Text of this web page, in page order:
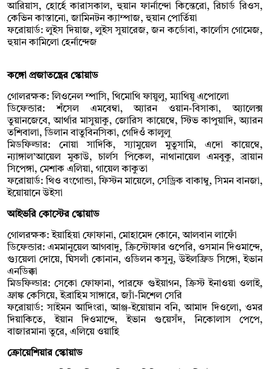
আরিয়াস, হোর্হে কারাসকাল, হুয়ান ফার্নান্দো কিন্তেরো, রিচার্ড রিওস,
কেভিন কাস্তানো, জামিনটন ক্যাম্পাজ, হুয়ান পোর্তিয়া
ফরোয়ার্ড: লুইস দিয়াজ, লুইস সুয়ারেজ, জন কর্ডোবা, কার্লোস গোমেজ,
হুয়ান কামিলো হের্নান্দেজ
কঙ্গো প্রজাতন্ত্রের স্কোয়াড
গোলরক্ষক: লিওনেল ম্পাসি, থিমোথি ফায়ুলু, ম্যাথিয়ু এপোলো
ডিফেন্ডার: শঁসেল এমবেম্বা, অ্যারন ওয়ান-বিসাকা, অ্যালেক্স
তুয়ানজেবে, আর্থার মাসুয়াকু, জোরিস কায়েম্বে, স্টিভ কাপুয়াদি, অ্যারন
তশিবালা, ডিলান বাতুবিনসিকা, গেদিওঁ কালুলু
মিডফিল্ডার: নোয়া সাদিকি, স্যামুয়েল মুতুসামি, এদো কায়েম্বে,
ন্যাঙ্গাল’আয়েল মুকাউ, চার্লস পিকেল, নাথানায়েল এমবুকু, ব্রায়ান
সিপেঙ্গা, মেশাক এলিয়া, গায়েল কাকুতা
ফরোয়ার্ড: থিও বংগোন্ডা, ফিস্টন মায়েলে, সেড্রিক বাকাম্বু, সিমন বানজা,
ইয়োয়ানে উইসা
আইভরি কোস্টের স্কোয়াড
গোলরক্ষক: ইয়াহিয়া ফোফানা, মোহামেদ কোনে, আলবান লাফোঁ
ডিফেন্ডার: এমমানুয়েল আগবাদু, ক্রিস্টোফার ওপেরি, ওসমান দিওমান্দে,
গ্যুয়েলা দোয়ে, ঘিসলাঁ কোনান, ওডিলন কসুনু, উইলফ্রিড সিঙ্গো, ইভান
এনডিক্কা
মিডফিল্ডার: সেকো ফোফানা, পারফে গুইয়াগন, ক্রিস্ট ইনাওয়া ওলাই,
ফ্রাঙ্ক কেসিয়ে, ইব্রাহিম সাঙ্গারে, জ্যাঁ-মিশেল সেরি
ফরোয়ার্ড: সাইমন আদিংরা, আঞ্জ-ইয়োয়ান বনি, আমাদ দিওলো, ওমর
দিয়াকিতে, ইয়ান দিওমান্দে, ইভান গুয়েসঁদ, নিকোলাস পেপে,
বাজারমানা তুরে, এলিয়ে ওয়াহি
ক্রোয়েশিয়ার স্কোয়াড